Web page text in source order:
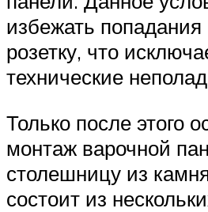
избежать попадания
розетку, что
технические
Только после этого
монтаж варочной
столешницу из
состоит из